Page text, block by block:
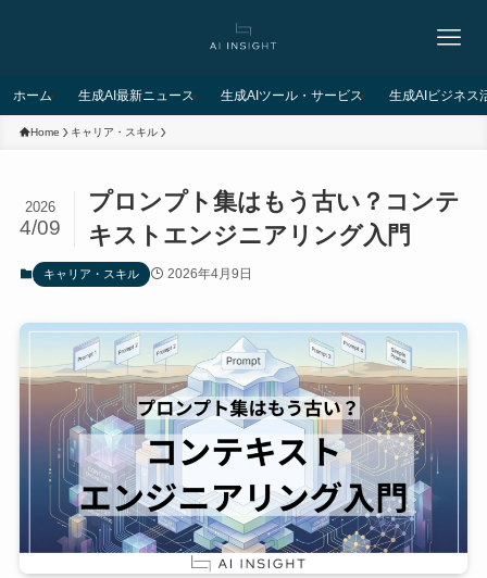
ホーム 生成AI最新ニュース 生成AIツール・サービス 生成AIビジネス
Home キャリア・スキル
プロンプト集はもう古い？コンテ
キストエンジニアリング入門
2026
4/09
キャリア・スキル 2026年4月9日